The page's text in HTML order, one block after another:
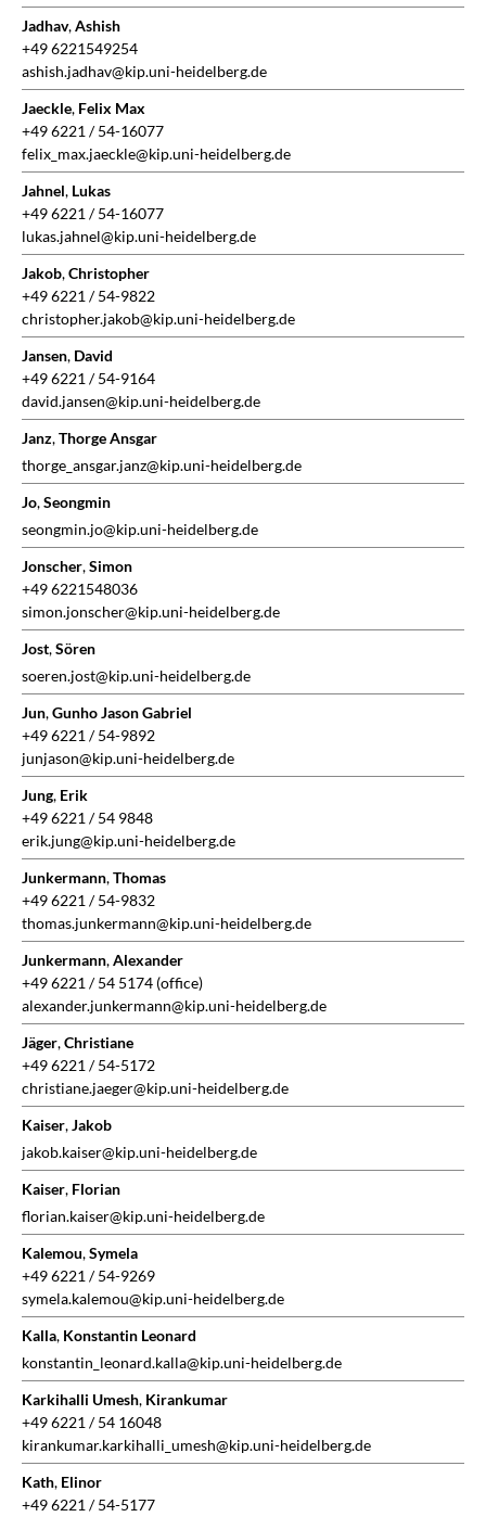
Jadhav,Ashish
+49 6221549254
ashish.jadhav@kip.uni-heidelberg.de
Jaeckle, Felix Max
+49 6221 / 54-16077
felix_max.jaeckle@kip.uni-heidelberg.de
Jahnel, Lukas
+49 6221 / 54-16077
lukas.jahnel@kip.uni-heidelberg.de
Jakob,Christopher
+49 6221 / 54-9822
christopher.jakob@kip.uni-heidelberg.de
Jansen, David
+49 6221 / 54-9164
david.jansen@kip.uni-heidelberg.de
Janz,Thorge Ansgar
thorge_ansgar.janz@kip.uni-heidelberg.de
Jo,Seongmin
seongmin.jo@kip.uni-heidelberg.de
Jonscher,Simon
+49 6221548036
simon.jonscher@kip.uni-heidelberg.de
Jost,Sören
soeren.jost@kip.uni-heidelberg.de
Jun,Gunho Jason Gabriel
+49 6221 / 54-9892
junjason@kip.uni-heidelberg.de
Jung, Erik
+49 6221 / 54 9848
erik.jung@kip.uni-heidelberg.de
Junkermann,Thomas
+49 6221 / 54-9832
thomas.junkermann@kip.uni-heidelberg.de
Junkermann,Alexander
+49 6221 / 54 5174 (office)
alexander.junkermann@kip.uni-heidelberg.de
Jäger,Christiane
+49 6221 / 54-5172
christiane.jaeger@kip.uni-heidelberg.de
Kaiser,Jakob
jakob.kaiser@kip.uni-heidelberg.de
Kaiser, Florian
florian.kaiser@kip.uni-heidelberg.de
Kalemou,Symela
+49 6221 / 54-9269
symela.kalemou@kip.uni-heidelberg.de
Kalla, Konstantin Leonard
konstantin_leonard.kalla@kip.uni-heidelberg.de
Karkihalli Umesh, Kirankumar
+49 6221 / 54 16048
kirankumar.karkihalli_umesh@kip.uni-heidelberg.de
Kath, Elinor
+49 6221 / 54-5177